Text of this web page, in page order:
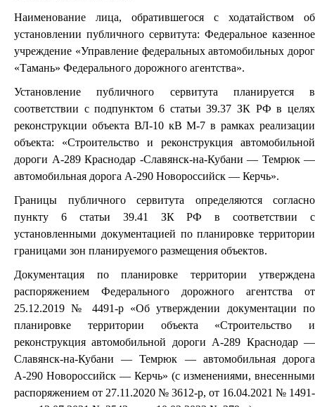
Наименование лица, обратившегося с ходатайством об
установлении публичного сервитута: Федеральное казенное
учреждение «Управление федеральных автомобильных дорог
«Тамань» Федерального дорожного агентства».
Установление публичного сервитута планируется в
соответствии с подпунктом 6 статьи 39.37 ЗК РФ в целях
реконструкции объекта ВЛ-10 кВ М-7 в рамках реализации
объекта: «Строительство и реконструкция автомобильной
дороги А-289 Краснодар -Славянск-на-Кубани — Темрюк —
автомобильная дорога А-290 Новороссийск — Керчь».
Границы публичного сервитута определяются согласно
пункту 6 статьи 39.41 ЗК РФ в соответствии с
установленными документацией по планировке территории
границами зон планируемого размещения объектов.
Документация по планировке территории утверждена
распоряжением Федерального дорожного агентства от
25.12.2019 № 4491-р «Об утверждении документации по
планировке территории объекта «Строительство и
реконструкция автомобильной дороги А-289 Краснодар —
Славянск-на-Кубани — Темрюк — автомобильная дорога
А-290 Новороссийск — Керчь» (с изменениями, внесенными
распоряжением от 27.11.2020 № 3612-р, от 16.04.2021 № 1491-